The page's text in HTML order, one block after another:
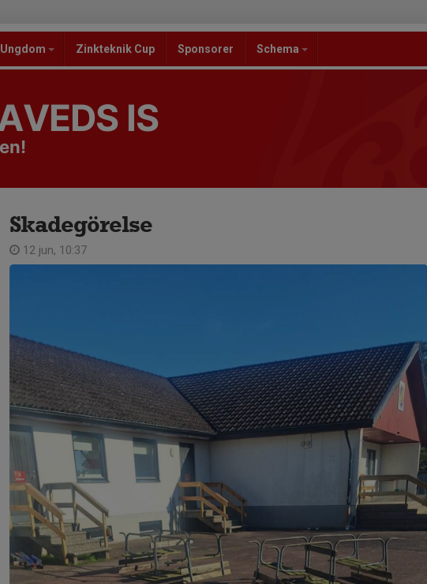
Ungdom Zinkteknik Cup Sponsorer Schema
IS
Skadegörelse
12 jun, 10:37